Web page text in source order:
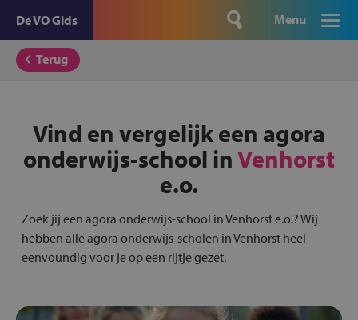
De VO Gids Menu
Terug
Vind en vergelijk een agora
onderwijs-school inVenhorst
e.o.
Zoek jij een agora onderwijs-school in Venhorst e.o.? Wij
hebben alle agora onderwijs-scholen in Venhorst heel
eenvoundig voor je op een rijtje gezet.